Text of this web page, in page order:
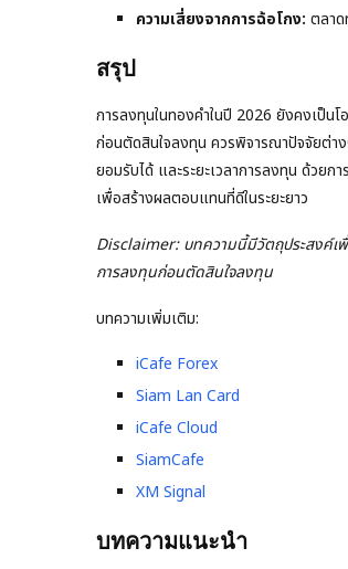
ความเสี่ยงจากการฉ้อโกง: ตลา
สรุป
การลงทุนในทองคำในปี 2026 ยังคงเป็น
ก่อนตัดสินใจลงทุน ควรพิจารณาปัจจัยต่า
ยอมรับได้ และระยะเวลาการลงทุน ด้วยก
เพื่อสร้างผลตอบแทนที่ดีในระยะยาว
Disclaimer: บทความนี้มีวัตถุประสงค์เ
การลงทุนก่อนตัดสินใจลงทุน
บทความเพิ่มเติม:
iCafe Forex
Siam Lan Card
iCafe Cloud
SiamCafe
XM Signal
บทความแนะนำ